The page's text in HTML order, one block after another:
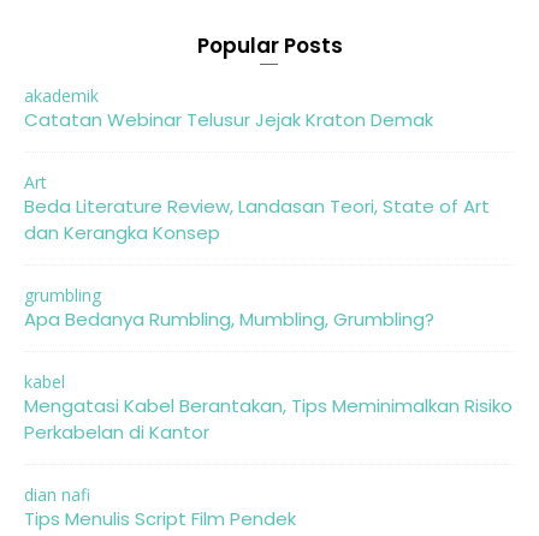
Popular Posts
akademik
Catatan Webinar Telusur Jejak Kraton Demak
Art
Beda Literature Review, Landasan Teori, State of Art
dan Kerangka Konsep
grumbling
Apa Bedanya Rumbling, Mumbling, Grumbling?
kabel
Mengatasi Kabel Berantakan, Tips Meminimalkan Risiko
Perkabelan di Kantor
dian nafi
Tips Menulis Script Film Pendek